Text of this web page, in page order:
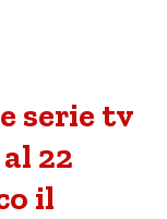
serie tv
22
il